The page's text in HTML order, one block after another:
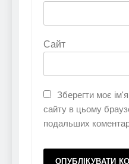
Сайт
Зберегти моє
сайту в цьому
подальших